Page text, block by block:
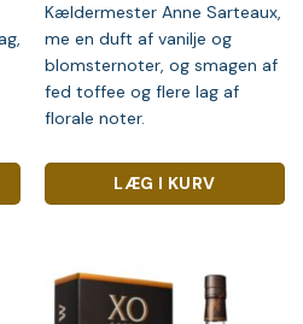
Kældermester Anne Sarteaux,
me en duft af vanilje og
blomsternoter, og smagen af
fed toffee og flere lag af
florale noter.
LÆG I KURV